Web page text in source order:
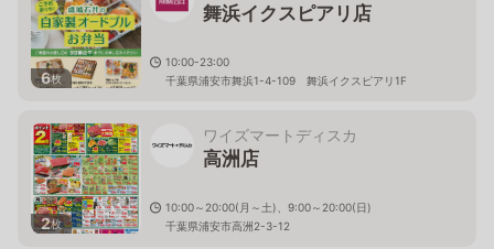
6枚
舞浜イクスピアリ店
10:00-23:00
千葉県浦安市舞浜1-4-109 舞浜イクスピアリ1F
2枚
ワイズマートディスカ
高洲店
10:00～20:00(月～土)、9:00～20:00(日)
千葉県浦安市高洲2-3-12